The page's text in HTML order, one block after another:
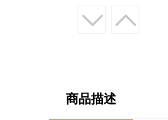
商品描述